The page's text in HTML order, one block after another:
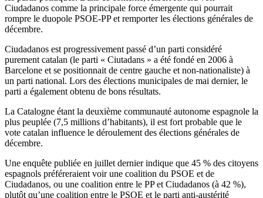
Ciudadanos comme la principale force émergente qui pourrait
rompre le duopole PSOE-PP et remporter les élections générales de
décembre.
Ciudadanos est progressivement passé d’un parti considéré
purement catalan (le parti « Ciutadans » a été fondé en 2006 à
Barcelone et se positionnait de centre gauche et non-nationaliste) à
un parti national. Lors des élections municipales de mai dernier, le
parti a également obtenu de bons résultats.
La Catalogne étant la deuxième communauté autonome espagnole la
plus peuplée (7,5 millions d’habitants), il est fort probable que le
vote catalan influence le déroulement des élections générales de
décembre.
Une enquête publiée en juillet dernier indique que 45 % des citoyens
espagnols préféreraient voir une coalition du PSOE et de
Ciudadanos, ou une coalition entre le PP et Ciudadanos (à 42 %),
plutôt qu’une coalition entre le PSOE et le parti anti-austérité